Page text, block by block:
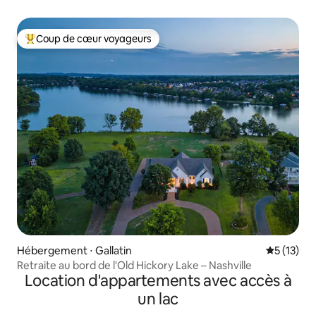
Coups de cœur voyageurs les plus appréciés
Coup de cœur voyageurs
Hébergement ⋅ Gallatin
5 (13)
Retraite au bord de l'Old Hickory Lake – Nashville
Location d'appartements avec accès à
un lac